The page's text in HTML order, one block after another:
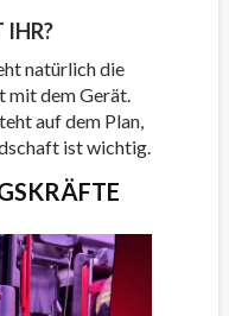
IHR?
natürlich die
mit dem Gerät.
auf dem Plan,
ist wichtig.